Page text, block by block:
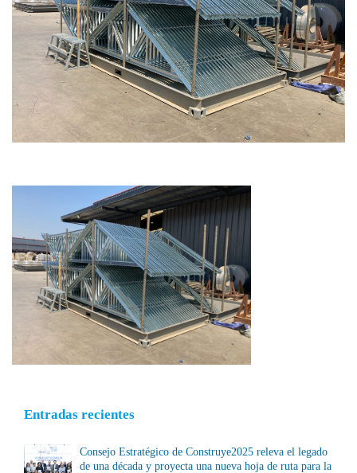
Entradas recientes
Consejo Estratégico de Construye2025 releva el legado
de una década y proyecta una nueva hoja de ruta para la